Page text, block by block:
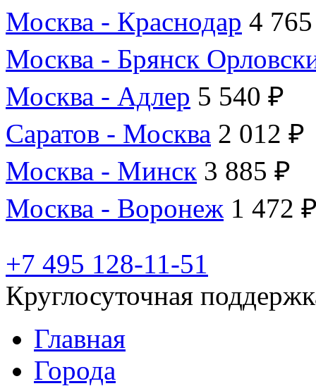
Москва - Краснодар 4
Москва - Брянск
Москва - Адлер 5 540 ₽
Саратов - Москва 2 012 ₽
Москва - Минск 3 885 ₽
Москва - Воронеж 1 472
+7 495 128-11-51
Круглосуточная
Главная
Города